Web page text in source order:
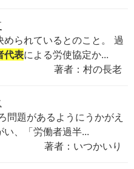
られているとのこと。 過
代表による労使協定か...
著者：村の長老
問題があるようにうかがえ
い、「労働者過半...
著者：いつかいり